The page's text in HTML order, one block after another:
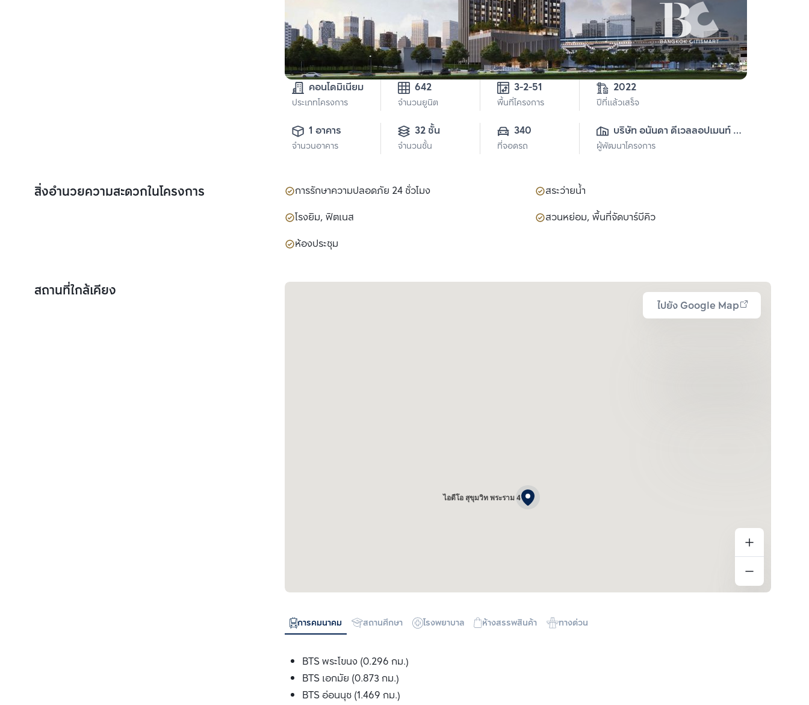
คอนโดมิเนียม
ประเภทโครงการ
642
จำนวนยูนิต
3-2-51
พื้นที่โครงการ
2022
ปีที่แล้วเสร็จ
1 อาคาร
จำนวนอาคาร
32 ชั้น
จำนวนชั้น
340
ที่จอดรถ
บริษัท อนันดา ดีเวลลอปเมนท์
จำกัด (มหาชน)
ผู้พัฒนาโครงการ
สิ่งอำนวยความสะดวกในโครงการ การรักษาความปลอดภัย 24 ชั่วโมง
สระว่ายน้ำ
โรงยิม, ฟิตเนส
สวนหย่อม, พื้นที่จัดบาร์บีคิว
ห้องประชุม
สถานที่ใกล้เคียง
ไปยัง Google Map
ไอดีโอ สุขุมวิท พระราม 4
การคมนาคม สถานศึกษา โรงพยาบาล ห้างสรรพสินค้า ทางด่วน
BTS พระโขนง (0.296 กม.)
BTS เอกมัย (0.873 กม.)
BTS อ่อนนุช (1.469 กม.)